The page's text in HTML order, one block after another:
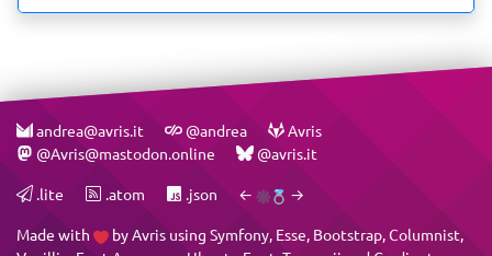
andrea@avris.it @andrea
Avris
@Avris@mastodon.online
@avris.it
.lite .atom .json ← →
Made with byAvris using Symfony, Esse, Bootstrap,Columnist,